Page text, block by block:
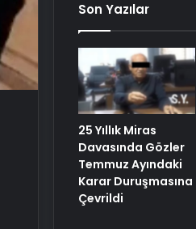
Son Yazılar
25 Yıllık Miras
Davasında Gözler
Temmuz Ayındaki
Karar Duruşmasına
Çevrildi